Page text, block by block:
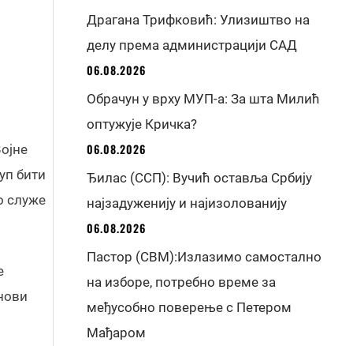
бити
служе
Драгана Трифковић: Улизиштво на
делу према администрацији САД
06.08.2026
Обрачун у врху МУП-а: За шта Милић
оптужује Кричка?
06.08.2026
Ђилас (ССП): Вучић оставља Србију
најзадуженију и најизолованију
06.08.2026
Пастор (СВМ):Излазимо самостално
на изборе, потребно време за
међусобно поверење с Петером
Мађаром